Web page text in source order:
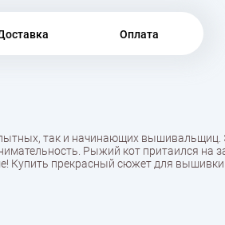
Оплата
так и начинающих вышивальщиц.
Рыжий кот притаился на
Купить прекрасный сюжет для